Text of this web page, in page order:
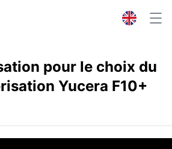
pour le choix du
Yucera F10+